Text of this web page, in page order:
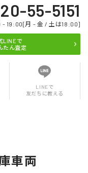
55-5151
19:00[月 - 金 / 土は18:00]
LINEで
たん査定
LINEで
友だちに教える
車両